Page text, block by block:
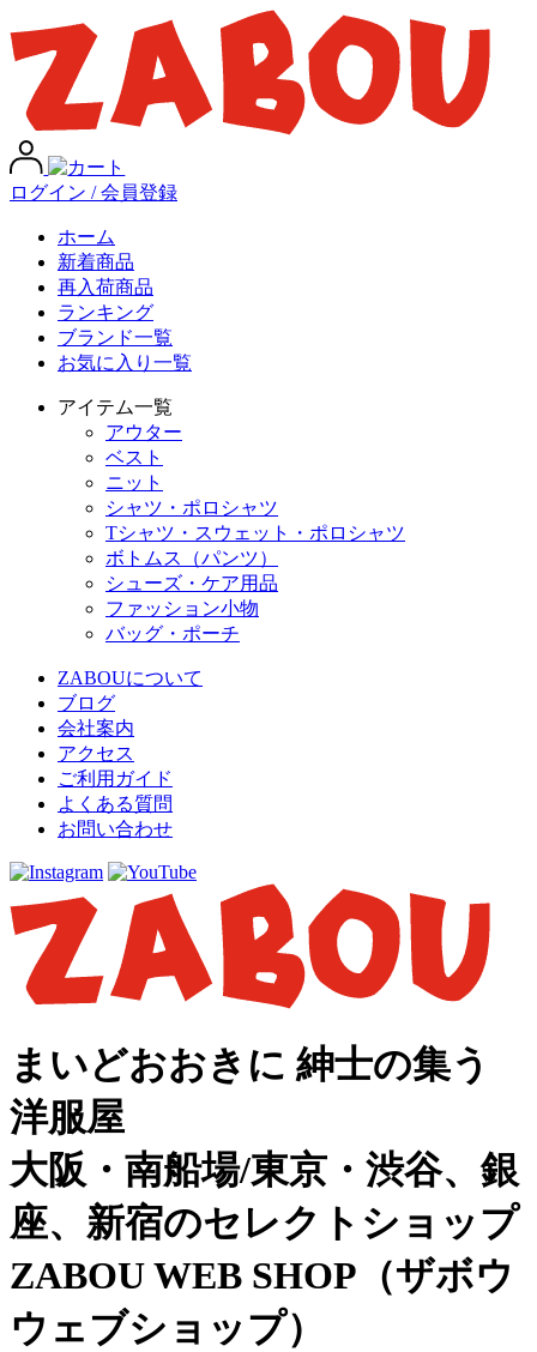
ログイン / 会員登録
ホーム
新着商品
再入荷商品
ランキング
ブランド一覧
お気に入り一覧
アイテム一覧
アウター
ベスト
ニット
シャツ・ポロシャツ
Tシャツ・スウェット・ポロシャツ
ボトムス（パンツ）
シューズ・ケア用品
ファッション小物
バッグ・ポーチ
ZABOUについて
ブログ
会社案内
アクセス
ご利用ガイド
よくある質問
お問い合わせ
まいどおおきに 紳士の集う
洋服屋
大阪・南船場/東京・渋谷、銀
座、新宿のセレクトショップ
ZABOU WEB SHOP（ザボウ
ウェブショップ）